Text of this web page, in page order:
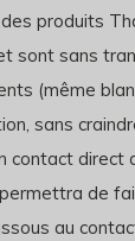
produits
sont sans
(même
sans
contact direct
de
au